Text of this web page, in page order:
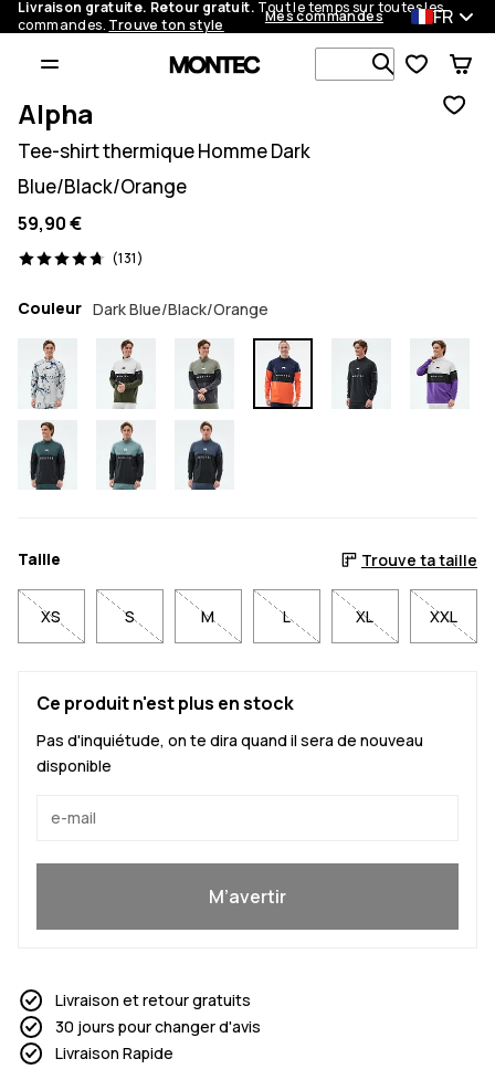
Livraison gratuite. Retour gratuit. Tout le temps sur toutes les
commandes. Trouve ton style Mes commandes FR
Recherche
Alpha
Tee-shirt thermique Homme Dark
Blue/Black/Orange
59,90 €
(131)
131 avis, 4.7/5
Couleur Dark Blue/Black/Orange
Taille Trouve ta taille
XS S M L XL XXL
Ce produit n'est plus en stock
Pas d'inquiétude, on te dira quand il sera de nouveau
disponible
M’avertir
Livraison et retour gratuits
30 jours pour changer d'avis
Livraison Rapide